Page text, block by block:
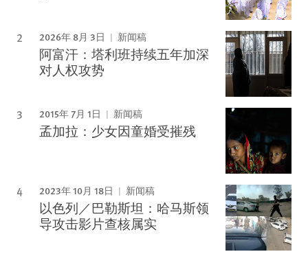
2026年 8月 3日 新闻稿
阿富汗：塔利班持续五年加深
对人权攻势
2015年 7月 1日 新闻稿
孟加拉：少女因童婚受摧残
2023年 10月 18日 新闻稿
以色列／巴勒斯坦：哈马斯领
导攻击影片查核属实